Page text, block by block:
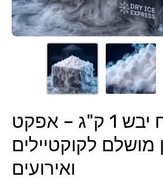
פתיתי קרח יבש 1 ק"ג – אפקט
מושלם לקוקטיילים
ואירועים